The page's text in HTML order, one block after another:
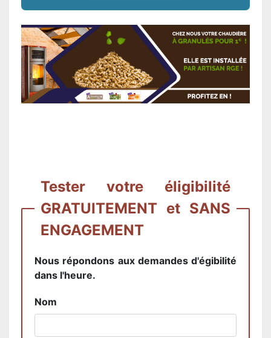
Tester votre éligibilité
GRATUITEMENT et SANS
ENGAGEMENT
Nous répondons aux demandes d'égibilité
dans l'heure.
Nom